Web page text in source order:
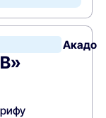
Акадо